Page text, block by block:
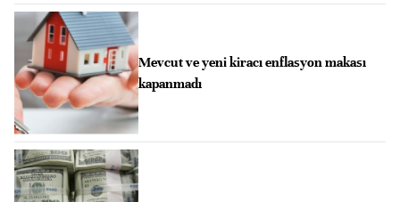
Mevcut ve yeni kiracı enflasyon makası
kapanmadı